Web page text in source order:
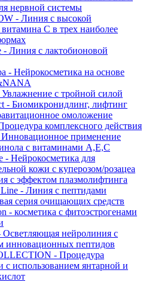
нервной системы
- Линия с высокой
C в трех наиболее
- Линия с лактобионовой
- Нейрокосметика на основе
с тройной силой
- Биомикронидлинг, лифтинг
омоложение
комплексного действия
применение
с витаминами A,Е,С
- Нейрокосметика для
кожи с куперозом/розацеа
с эффектом плазмолифтинга
Line - Линия с пептидами
серия очищающих средств
- косметика с фитоэстрогенами
Осветляющая нейролиния с
инновационных пептидов
- Процедура
с использованием янтарной и